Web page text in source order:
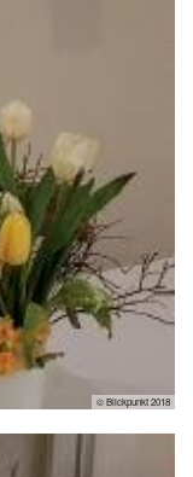
© Blickpunkt 2018